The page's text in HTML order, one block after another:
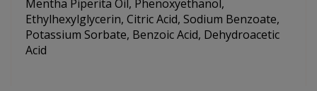
Mentha Piperita Oil, Phenoxyethanol,
Ethylhexylglycerin, Citric Acid, Sodium Benzoate,
Potassium Sorbate, Benzoic Acid, Dehydroacetic
Acid